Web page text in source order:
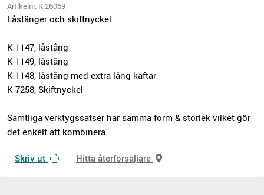
Artikelnr. K 26069
Låstänger och skiftnyckel
K 1147, låstång
K 1149, låstång
K 1148, låstång med extra lång käftar
K 7258, Skiftnyckel
Samtliga verktygssatser har samma form & storlek vilket gör
det enkelt att kombinera.
Skriv ut Hitta återförsäljare